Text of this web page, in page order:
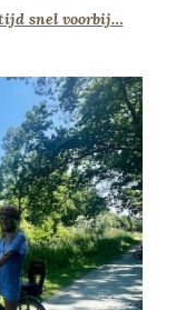
snel voorbij…